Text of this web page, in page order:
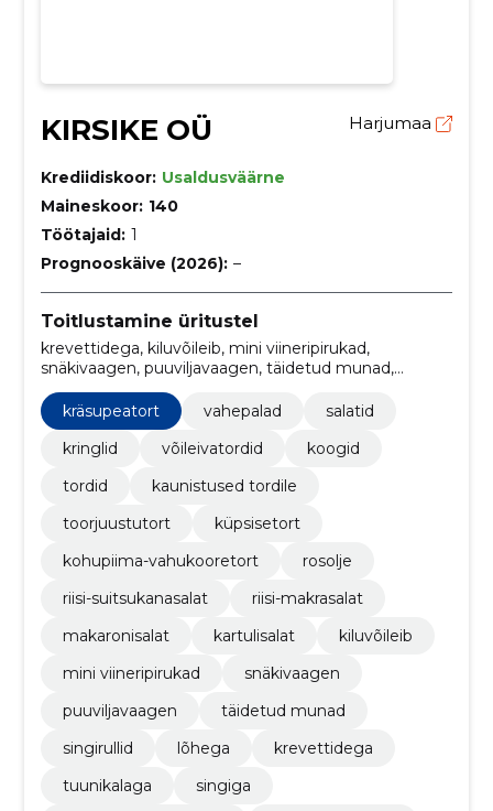
KIRSIKE OÜ Harjumaa
Krediidiskoor: Usaldusväärne
Maineskoor: 140
Töötajaid: 1
Prognooskäive (2026): –
Toitlustamine üritustel
krevettidega, kiluvõileib, mini viineripirukad,
snäkivaagen, puuviljavaagen, täidetud munad,
kräsupeatort
vahepalad
salatid
kringlid
võileivatordid
koogid
tordid
kaunistused tordile
toorjuustutort
küpsisetort
kohupiima-vahukooretort
rosolje
riisi-suitsukanasalat
riisi-makrasalat
makaronisalat
kartulisalat
kiluvõileib
mini viineripirukad
snäkivaagen
puuviljavaagen
täidetud munad
singirullid
lõhega
krevettidega
tuunikalaga
singiga